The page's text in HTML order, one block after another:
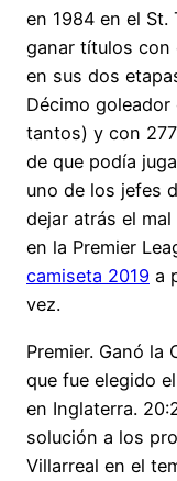
en 1984 en el St.
ganar títulos con
en sus dos
Décimo
tantos) y con
de que podía
uno de los jefes
dejar atrás el
en la Premier
camiseta 2019 a
vez.
Premier. Ganó la
que fue elegido
en Inglaterra.
solución a los
Villarreal en el